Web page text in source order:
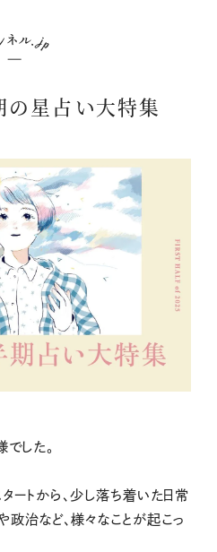
星占い大特集
した。
トから、少し落ち着いた日常
政治など、様々なことが起こっ